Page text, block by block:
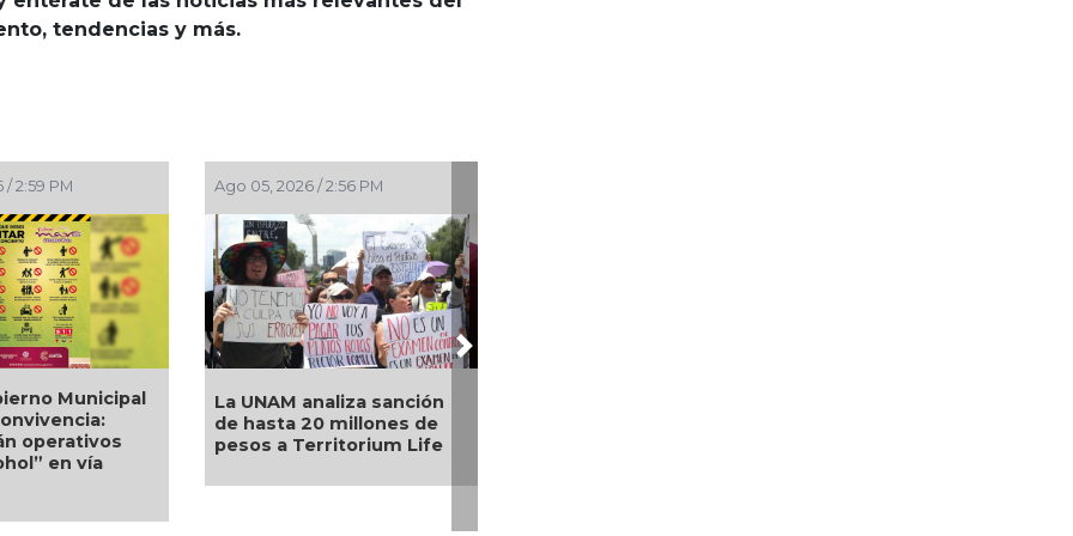
tendencias y más.
2026 / 2:23 PM
de ruedas, un
apoyo para Flor
Pedro Miguel y
Marie responden a
de familia
Ago 05, 2026 / 12:13 PM
Nueva oferta educativa
impulsará la
competitividad turística
Next